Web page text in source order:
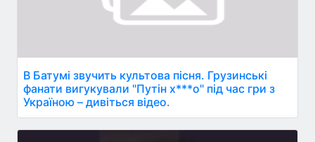
В Батумі звучить культова пісня. Грузинські
фанати вигукували "Путін х***о" під час гри з
Україною – дивіться відео.